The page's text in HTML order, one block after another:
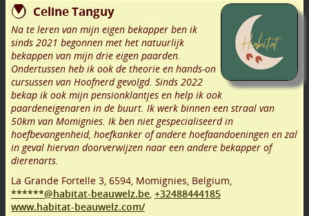
Celine Tanguy
Na te leren van mijn eigen bekapper ben ik
sinds 2021 begonnen met het natuurlijk
bekappen van mijn drie eigen paarden.
Ondertussen heb ik ook de theorie en hands-on
cursussen van Hoofnerd gevolgd. Sinds 2022
bekap ik ook mijn pensionklantjes en help ik ook
paardeneigenaren in de buurt. Ik werk binnen een straal van
50km van Momignies. Ik ben niet gespecialiseerd in
hoefbevangenheid, hoefkanker of andere hoefaandoeningen en zal
in geval hiervan doorverwijzen naar een andere bekapper of
dierenarts.
La Grande Fortelle 3, 6594, Momignies, Belgium,
******@habitat-beauwelz.be, +32488444185
www.habitat-beauwelz.com/